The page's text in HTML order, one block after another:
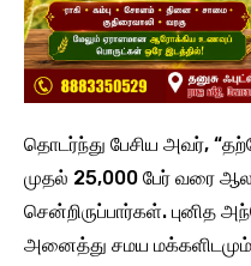
தொடர்ந்து பேசிய அவர்,
முதல் 25,000 பேர் வரை
சென்றிருப்பார்கள். புனித
அனைத்து சமய